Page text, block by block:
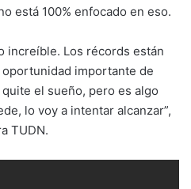
está 100% enfocado en eso.
increíble. Los récords están
importante de
el sueño, pero es algo
lo voy a intentar alcanzar”,
TUDN.